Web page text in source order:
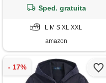
Sped. gratuita
L M S XL XXL
amazon